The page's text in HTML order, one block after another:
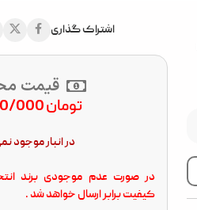
اشتراک گذاری
قیمت
تومان
در انبار موجود
در صورت عدم موجودی برند
کیفیت برابر ارسال خواهد شد .